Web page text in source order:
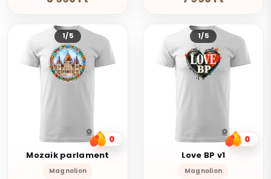
1/5
0
Mozaik parlament
Magnolion
1/5
0
Love BP v1
Magnolion